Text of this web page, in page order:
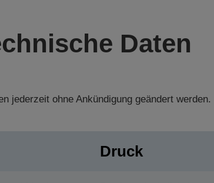
Daten
jederzeit ohne Ankündigung geändert werden.
Druck